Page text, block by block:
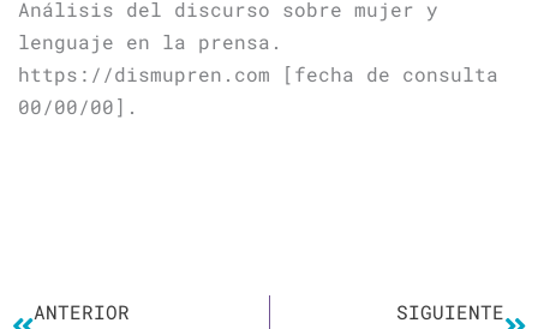
Análisis del discurso sobre mujer y
lenguaje en la prensa.
https://dismupren.com [fecha de consulta
00/00/00].
ANTERIOR
SIGUIENTE